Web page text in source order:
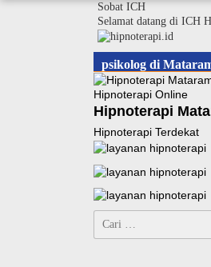
Sobat ICH
Selamat datang di ICH
psikolog di
Hipnoterapi Online
Hipnoterapi
Hipnoterapi Terdekat
untuk: